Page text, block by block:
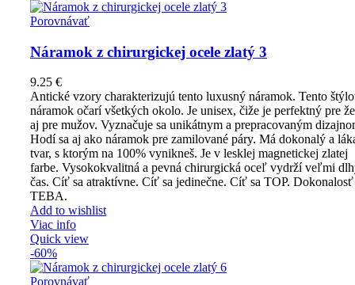
Porovnávať
Náramok z chirurgickej ocele zlatý 3
9.25 €
Antické vzory charakterizujú tento luxusný náramok. Tento
náramok očarí všetkých okolo. Je unisex, čiže je perfektný pre
aj pre mužov. Vyznačuje sa unikátnym a prepracovaným
Hodí sa aj ako náramok pre zamilované páry. Má dokonalý a
tvar, s ktorým na 100% vynikneš. Je v lesklej magnetickej zlatej
farbe. Vysokokvalitná a pevná chirurgická oceľ vydrží veľmi
čas. Cíť sa atraktívne. Cíť sa jedinečne. Cíť sa TOP. Dokonalosť
TEBA.
Add to wishlist
Viac info
Quick view
-60%
Porovnávať